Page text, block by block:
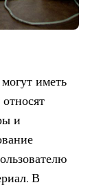
иметь
и
В